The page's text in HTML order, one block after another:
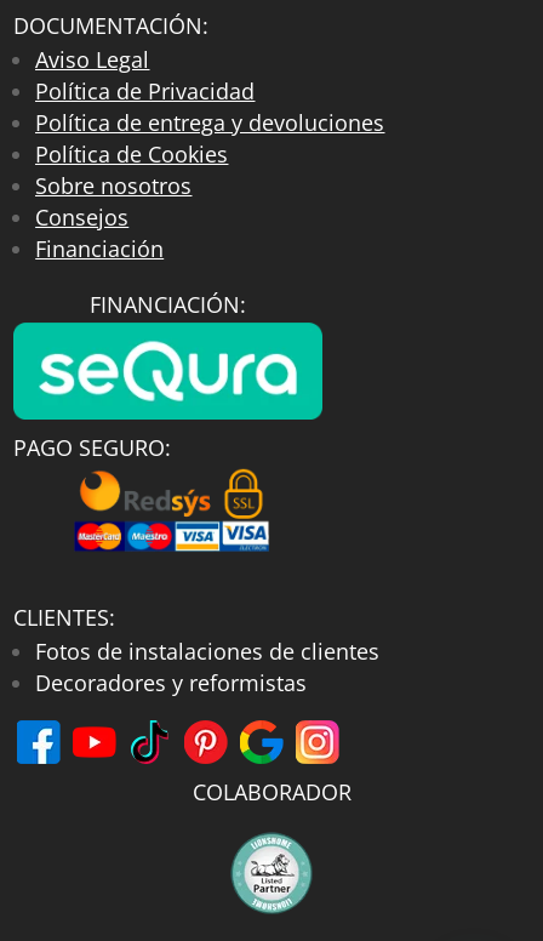
DOCUMENTACIÓN:
Aviso Legal
Política de Privacidad
Política de entrega y devoluciones
Política de Cookies
Sobre nosotros
Consejos
Financiación
FINANCIACIÓN:
PAGO SEGURO:
CLIENTES:
Fotos de instalaciones de clientes
Decoradores y reformistas
COLABORADOR